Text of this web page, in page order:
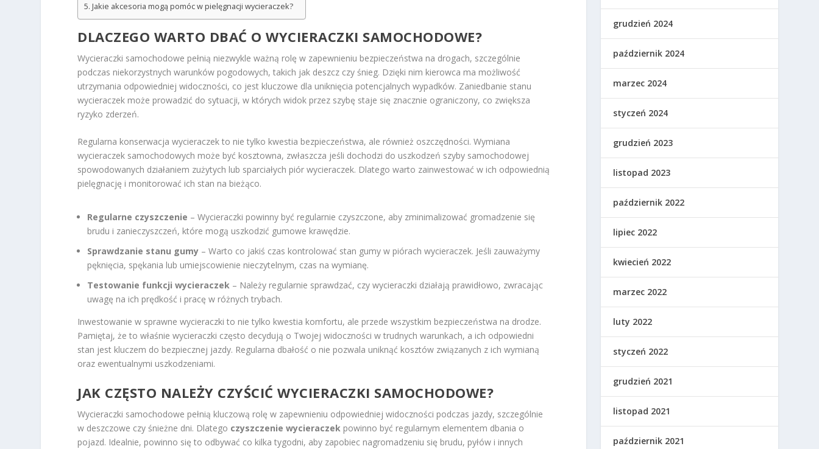
Jakie akcesoria mogą pomóc w pielęgnacji wycieraczek?
DLACZEGO WARTO DBAĆ O WYCIERACZKI SAMOCHODOWE?
Wycieraczki samochodowe pełnią niezwykle ważną rolę w zapewnieniu bezpieczeństwa na drogach, szczególnie
podczas niekorzystnych warunków pogodowych, takich jak deszcz czy śnieg. Dzięki nim kierowca ma możliwość
utrzymania odpowiedniej widoczności, co jest kluczowe dla uniknięcia potencjalnych wypadków. Zaniedbanie stanu
wycieraczek może prowadzić do sytuacji, w których widok przez szybę staje się znacznie ograniczony, co zwiększa
ryzyko zderzeń.
Regularna konserwacja wycieraczek to nie tylko kwestia bezpieczeństwa, ale również oszczędności. Wymiana
wycieraczek samochodowych może być kosztowna, zwłaszcza jeśli dochodzi do uszkodzeń szyby samochodowej
spowodowanych działaniem zużytych lub sparciałych piór wycieraczek. Dlatego warto zainwestować w ich odpowiednią
pielęgnację i monitorować ich stan na bieżąco.
Regularne czyszczenie – Wycieraczki powinny być regularnie czyszczone, aby zminimalizować gromadzenie się
brudu i zanieczyszczeń, które mogą uszkodzić gumowe krawędzie.
Sprawdzanie stanu gumy – Warto co jakiś czas kontrolować stan gumy w piórach wycieraczek. Jeśli zauważymy
pęknięcia, spękania lub umiejscowienie nieczytelnym, czas na wymianę.
Testowanie funkcji wycieraczek – Należy regularnie sprawdzać, czy wycieraczki działają prawidłowo, zwracając
uwagę na ich prędkość i pracę w różnych trybach.
Inwestowanie w sprawne wycieraczki to nie tylko kwestia komfortu, ale przede wszystkim bezpieczeństwa na drodze.
Pamiętaj, że to właśnie wycieraczki często decydują o Twojej widoczności w trudnych warunkach, a ich odpowiedni
stan jest kluczem do bezpiecznej jazdy. Regularna dbałość o nie pozwala uniknąć kosztów związanych z ich wymianą
oraz ewentualnymi uszkodzeniami.
JAK CZĘSTO NALEŻY CZYŚCIĆ WYCIERACZKI SAMOCHODOWE?
Wycieraczki samochodowe pełnią kluczową rolę w zapewnieniu odpowiedniej widoczności podczas jazdy, szczególnie
w deszczowe czy śnieżne dni. Dlatego czyszczenie wycieraczek powinno być regularnym elementem dbania o
pojazd. Idealnie, powinno się to odbywać co kilka tygodni, aby zapobiec nagromadzeniu się brudu, pyłów i innych
grudzień 2024
październik 2024
marzec 2024
styczeń 2024
grudzień 2023
listopad 2023
październik 2022
lipiec 2022
kwiecień 2022
marzec 2022
luty 2022
styczeń 2022
grudzień 2021
listopad 2021
październik 2021